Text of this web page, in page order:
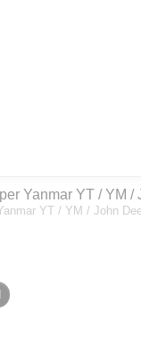
Yanmar YT / YM /
YT / YM / John